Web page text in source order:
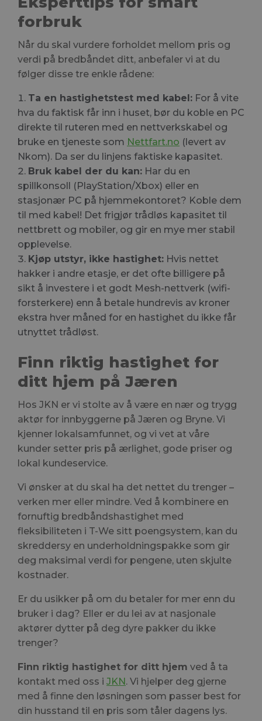
forbruk
Når du skal vurdere forholdet mellom pris og
verdi på bredbåndet ditt, anbefaler vi at du
følger disse tre enkle rådene:
Ta en hastighetstest med kabel: For å vite
hva du faktisk får inn i huset, bør du koble en PC
direkte til ruteren med en nettverkskabel og
bruke en tjeneste som Nettfart.no (levert av
Nkom). Da ser du linjens faktiske kapasitet.
Bruk kabel der du kan: Har du en
spillkonsoll (PlayStation/Xbox) eller en
stasjonær PC på hjemmekontoret? Koble dem
til med kabel! Det frigjør trådløs kapasitet til
nettbrett og mobiler, og gir en mye mer stabil
opplevelse.
Kjøp utstyr, ikke hastighet: Hvis nettet
hakker i andre etasje, er det ofte billigere på
sikt å investere i et godt Mesh-nettverk (wifi-
forsterkere) enn å betale hundrevis av kroner
ekstra hver måned for en hastighet du ikke får
utnyttet trådløst.
Finn riktig hastighet for
ditt hjem på Jæren
Hos JKN er vi stolte av å være en nær og trygg
aktør for innbyggerne på Jæren og Bryne. Vi
kjenner lokalsamfunnet, og vi vet at våre
kunder setter pris på ærlighet, gode priser og
lokal kundeservice.
Vi ønsker at du skal ha det nettet du trenger –
verken mer eller mindre. Ved å kombinere en
fornuftig bredbåndshastighet med
fleksibiliteten i T-We sitt poengsystem, kan du
skreddersy en underholdningspakke som gir
deg maksimal verdi for pengene, uten skjulte
kostnader.
Er du usikker på om du betaler for mer enn du
bruker i dag? Eller er du lei av at nasjonale
aktører dytter på deg dyre pakker du ikke
trenger?
Finn riktig hastighet for ditt hjem ved å ta
kontakt med oss i JKN. Vi hjelper deg gjerne
med å finne den løsningen som passer best for
din husstand til en pris som tåler dagens lys.